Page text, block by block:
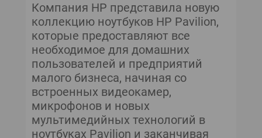
Компания HP представила новую
коллекцию ноутбуков HP Pavilion,
которые предоставляют все
необходимое для домашних
пользователей и предприятий
малого бизнеса, начиная со
встроенных видеокамер,
микрофонов и новых
мультимедийных технологий в
ноутбуках Pavilion и заканчивая